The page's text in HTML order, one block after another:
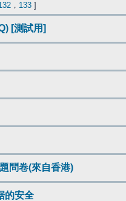
， 133 ]
[測試用]
問卷(來自香港)
的安全